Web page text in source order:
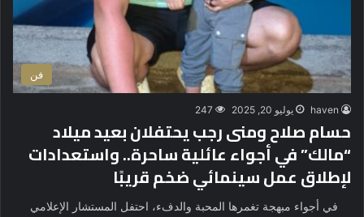
فن
haven يوليو 20, 2025 247
حسام صلاح ومنى رجب يحتفلان بعيد ميلاد
“مالك” في أجواء عائلية ساحرة.. واستعدادات
لإطلاق عمل سينمائي ضخم قريبًا
في أجواء مبهجة تغمرها المحبة والدفء، احتفل المستشار الإعلامي